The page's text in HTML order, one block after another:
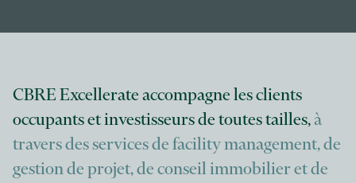
CBRE Excellerate accompagne les clients
occupants et investisseurs de toutes tailles,à
travers des services de facility management, de
gestion de projet, de conseil immobilier et de